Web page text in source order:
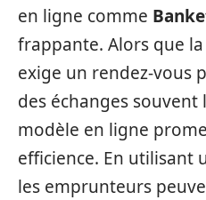
en ligne comme
frappante. Alors que
exige un rendez-vous
des échanges
modèle en ligne
efficience. En utilisant
les emprunteurs